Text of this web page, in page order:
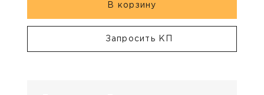
В корзину
Запросить КП